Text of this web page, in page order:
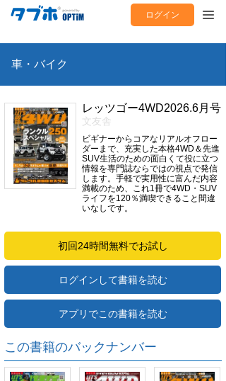
ログイン
車・バイク
レッツゴー4WD2026.6月号
文友舎
ビギナーからコアなリアルオフロー
ダーまで、充実した本格4WD＆先進
SUV生活のための面白くて役に立つ
情報を専門誌ならではの視点で発信
します。手軽で実用性に富んだ内容
満載のため、これ1冊で4WD・SUV
ライフを120％満喫できること間違
いなしです。
初回24時間無料でお試し
ログインして書籍を読む
アプリでこの書籍を読む
この書籍のバックナンバー